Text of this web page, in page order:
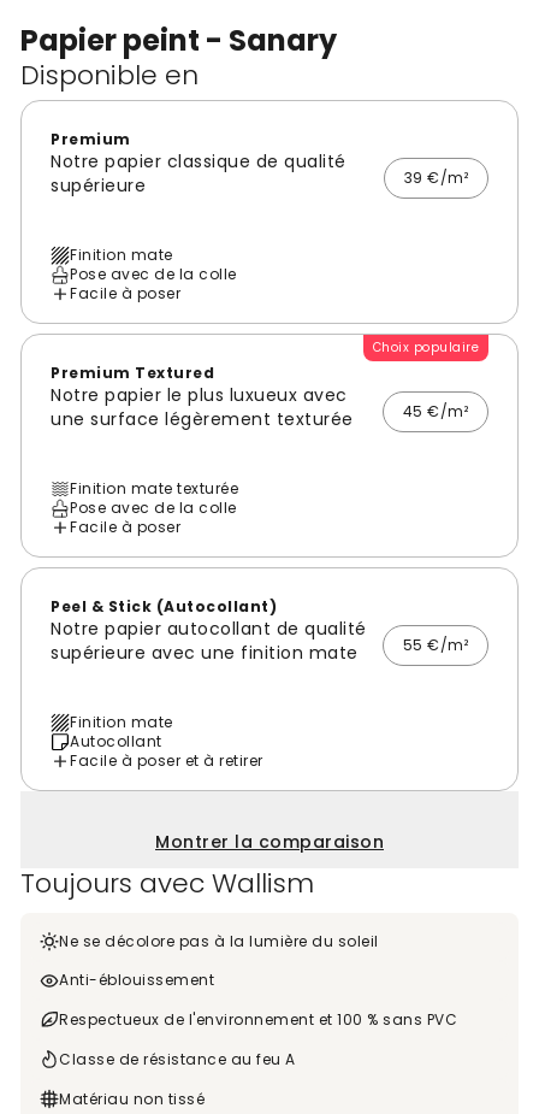
Papier peint - Sanary
Disponible en
Premium
Notre papier classique de qualité
supérieure
39 €/m²
Finition mate
Pose avec de la colle
Facile à poser
Choix populaire
Premium Textured
Notre papier le plus luxueux avec
une surface légèrement texturée
45 €/m²
Finition mate texturée
Pose avec de la colle
Facile à poser
Peel & Stick (Autocollant)
Notre papier autocollant de qualité
supérieure avec une finition mate
55 €/m²
Finition mate
Autocollant
Facile à poser et à retirer
Montrer la comparaison
Toujours avec Wallism
Ne se décolore pas à la lumière du soleil
Anti-éblouissement
Respectueux de l'environnement et 100 % sans PVC
Classe de résistance au feu A
Matériau non tissé